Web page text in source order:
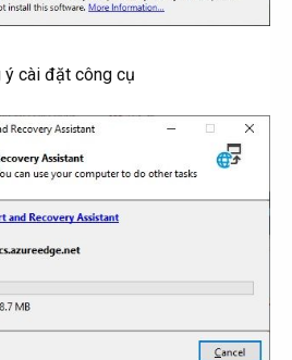
cài đặt công cụ